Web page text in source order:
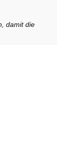
damit die